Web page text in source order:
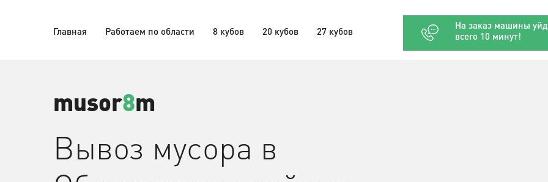
Главная Работаем по области 8 кубов 20 кубов 27 кубов
На заказ машины
всего 10 минут!
musor8m
Вывоз мусора в